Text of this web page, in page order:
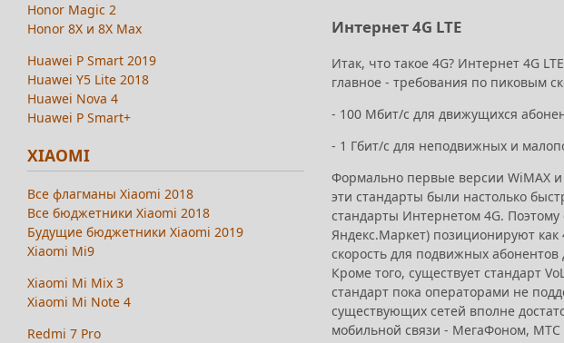
Интернет 4G LTE
Итак, что такое 4G? Интернет 4G
главное - требования по пиковым
- 100 Мбит/с для движущихся
- 1 Гбит/с для неподвижных и
Формально первые версии WiMAX и
эти стандарты были настолько
стандарты Интернетом 4G. Поэтому
Яндекс.Маркет) позиционируют
скорость для подвижных
Кроме того, существует стандарт
стандарт пока операторами не
существующих сетей вполне
мобильной связи - МегаФоном,
Honor Magic 2
Honor 8X и 8X Max
Huawei P Smart 2019
Huawei Y5 Lite 2018
Huawei Nova 4
Huawei P Smart+
XIAOMI
Все флагманы Xiaomi 2018
Все бюджетники Xiaomi 2018
Будущие бюджетники Xiaomi 2019
Xiaomi Mi9
Xiaomi Mi Mix 3
Xiaomi Mi Note 4
Redmi 7 Pro